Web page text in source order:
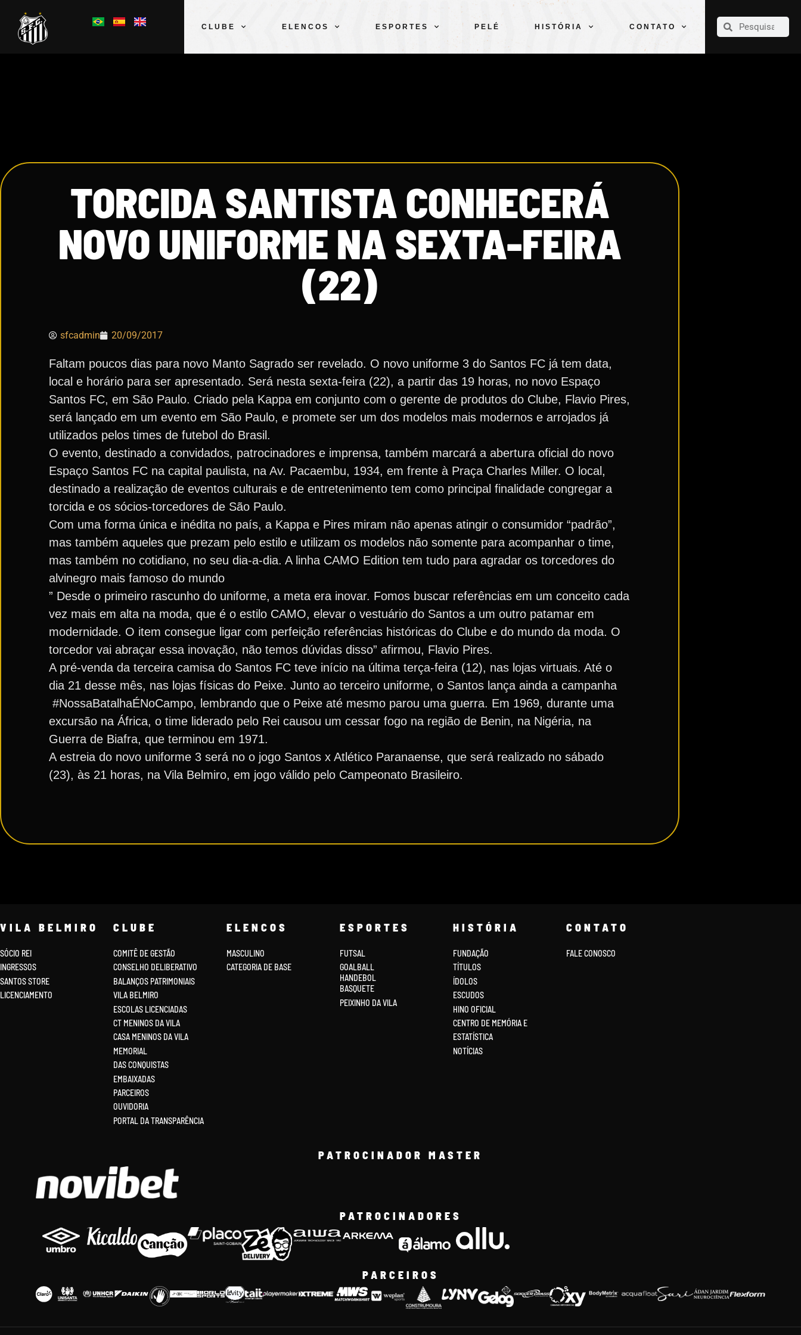
CLUBE ELENCOS ESPORTES PELÉ HISTÓRIA CONTATO
CLUBE
TORCIDA SANTISTA CONHECERÁ
NOVO UNIFORME NA SEXTA-FEIRA
(22)
sfcadmin 20/09/2017
Faltam poucos dias para novo Manto Sagrado ser revelado. O novo uniforme 3 do Santos FC já tem data,
local e horário para ser apresentado. Será nesta sexta-feira (22), a partir das 19 horas, no novo Espaço
Santos FC, em São Paulo. Criado pela Kappa em conjunto com o gerente de produtos do Clube, Flavio Pires,
será lançado em um evento em São Paulo, e promete ser um dos modelos mais modernos e arrojados já
utilizados pelos times de futebol do Brasil.
O evento, destinado a convidados, patrocinadores e imprensa, também marcará a abertura oficial do novo
Espaço Santos FC na capital paulista, na Av. Pacaembu, 1934, em frente à Praça Charles Miller. O local,
destinado a realização de eventos culturais e de entretenimento tem como principal finalidade congregar a
torcida e os sócios-torcedores de São Paulo.
Com uma forma única e inédita no país, a Kappa e Pires miram não apenas atingir o consumidor “padrão”,
mas também aqueles que prezam pelo estilo e utilizam os modelos não somente para acompanhar o time,
mas também no cotidiano, no seu dia-a-dia. A linha CAMO Edition tem tudo para agradar os torcedores do
alvinegro mais famoso do mundo
” Desde o primeiro rascunho do uniforme, a meta era inovar. Fomos buscar referências em um conceito cada
vez mais em alta na moda, que é o estilo CAMO, elevar o vestuário do Santos a um outro patamar em
modernidade. O item consegue ligar com perfeição referências históricas do Clube e do mundo da moda. O
torcedor vai abraçar essa inovação, não temos dúvidas disso” afirmou, Flavio Pires.
A pré-venda da terceira camisa do Santos FC teve início na última terça-feira (12), nas lojas virtuais. Até o
dia 21 desse mês, nas lojas físicas do Peixe. Junto ao terceiro uniforme, o Santos lança ainda a campanha
#NossaBatalhaÉNoCampo, lembrando que o Peixe até mesmo parou uma guerra. Em 1969, durante uma
excursão na África, o time liderado pelo Rei causou um cessar fogo na região de Benin, na Nigéria, na
Guerra de Biafra, que terminou em 1971.
A estreia do novo uniforme 3 será no o jogo Santos x Atlético Paranaense, que será realizado no sábado
(23), às 21 horas, na Vila Belmiro, em jogo válido pelo Campeonato Brasileiro.
VILA BELMIRO
SÓCIO REI
INGRESSOS
SANTOS STORE
LICENCIAMENTO
CLUBE
COMITÊ DE GESTÃO
CONSELHO DELIBERATIVO
BALANÇOS PATRIMONIAIS
VILA BELMIRO
ESCOLAS LICENCIADAS
CT MENINOS DA VILA
CASA MENINOS DA VILA
MEMORIAL
DAS CONQUISTAS
EMBAIXADAS
PARCEIROS
OUVIDORIA
PORTAL DA TRANSPARÊNCIA
ELENCOS
MASCULINO
CATEGORIA DE BASE
ESPORTES
FUTSAL
GOALBALL
HANDEBOL
BASQUETE
PEIXINHO DA VILA
HISTÓRIA
FUNDAÇÃO
TÍTULOS
ÍDOLOS
ESCUDOS
HINO OFICIAL
CENTRO DE MEMÓRIA E
ESTATÍSTICA
NOTÍCIAS
CONTATO
FALE CONOSCO
PATROCINADOR MASTER
PATROCINADORES
PARCEIROS